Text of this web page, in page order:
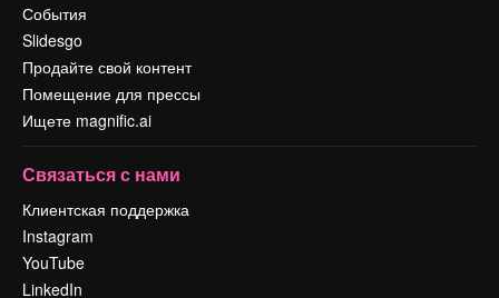
События
Slidesgo
Продайте свой контент
Помещение для прессы
Ищете magnific.ai
Связаться с нами
Клиентская поддержка
Instagram
YouTube
LinkedIn